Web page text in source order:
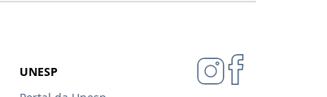
UNESP